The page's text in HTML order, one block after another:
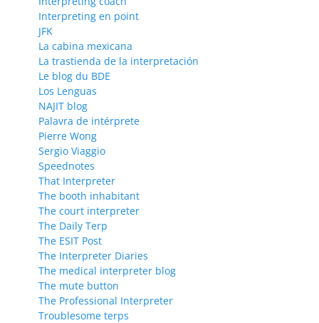
Interpreting en point
JFK
La cabina mexicana
La trastienda de la interpretación
Le blog du BDE
Los Lenguas
NAJIT blog
Palavra de intérprete
Pierre Wong
Sergio Viaggio
Speednotes
That Interpreter
The booth inhabitant
The court interpreter
The Daily Terp
The ESIT Post
The Interpreter Diaries
The medical interpreter blog
The mute button
The Professional Interpreter
Troublesome terps